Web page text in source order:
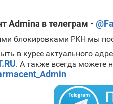
Admina в телеграм -
блокировками РКН мы
в курсе актуального
. А также всегда можете
трех сильных стероидов:
нем делают длинным. В
препарата и поэтому , если у
блокаторов